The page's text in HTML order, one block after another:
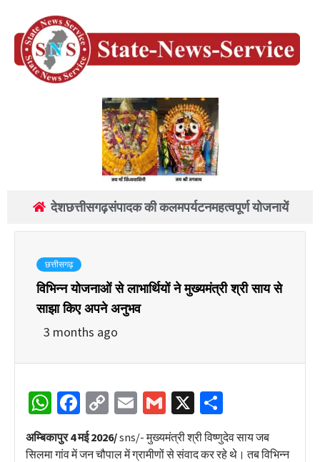
देशछत्तीसगढ़संपादक की कलमपर्यटनमहत्वपूर्ण योजनायें
छत्तीसगढ़
विभिन्न योजनाओं से लाभार्थियों ने मुख्यमंत्री श्री साय से
साझा किए अपने अनुभव
3 months ago
WhatsApp
Facebook
CopyEmailGmail
X
अम्बिकापुर 4 मई 2026/sns/- मुख्यमंत्री श्री विष्णुदेव साय जब
सिलमा गांव में जन चौपाल में ग्रामीणों से संवाद कर रहे थे। तब विभिन्न